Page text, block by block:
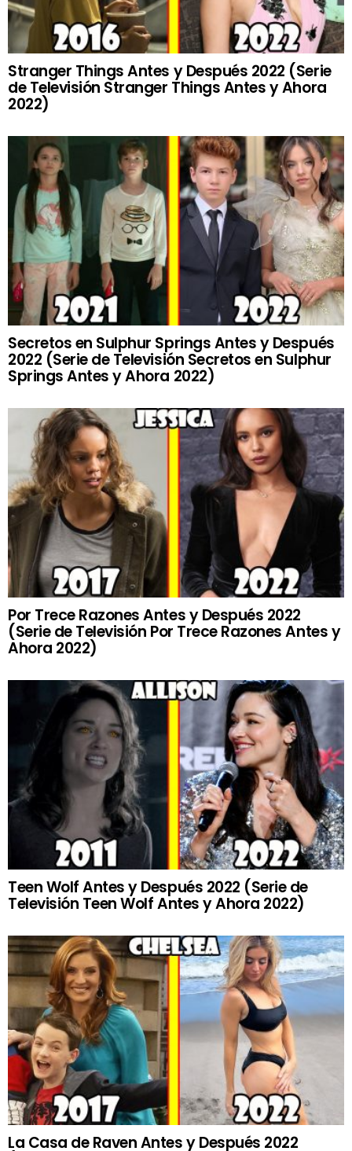
Stranger Things Antes y Después 2022 (Serie
de Televisión Stranger Things Antes y Ahora
2022)
Secretos en Sulphur Springs Antes y Después
2022 (Serie de Televisión Secretos en Sulphur
Springs Antes y Ahora 2022)
Por Trece Razones Antes y Después 2022
(Serie de Televisión Por Trece Razones Antes y
Ahora 2022)
Teen Wolf Antes y Después 2022 (Serie de
Televisión Teen Wolf Antes y Ahora 2022)
La Casa de Raven Antes y Después 2022